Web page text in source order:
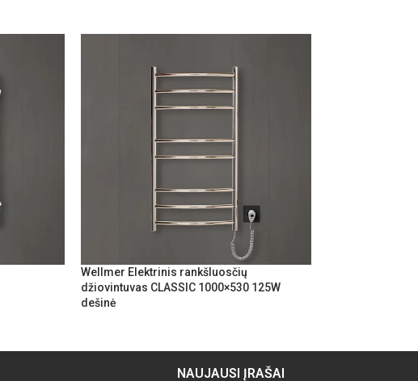
Wellmer Elektrinis rankšluosčių
džiovintuvas CLASSIC 1000×530 125W
dešinė
NAUJAUSI ĮRAŠAI